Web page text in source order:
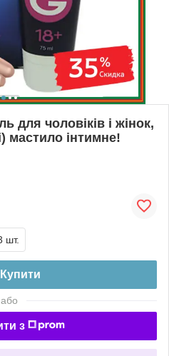
для чоловіків і жінок,
мастило інтимне!
шт.
Купити
або
з